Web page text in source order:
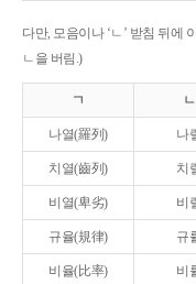
다만, 모음이나 ‘ㄴ’ 받침 뒤에
ㄴ을 버림.)
ㄱ ㄴ
나열(羅列) 나
치열(齒列) 치
비열(卑劣) 비
규율(規律) 규
비율(比率) 비